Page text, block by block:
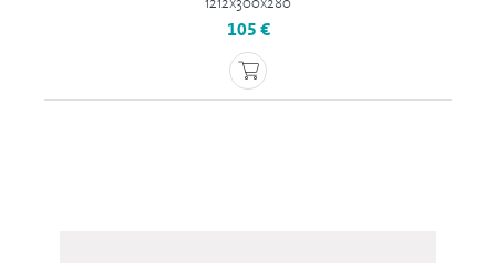
1212x300x280
105 €